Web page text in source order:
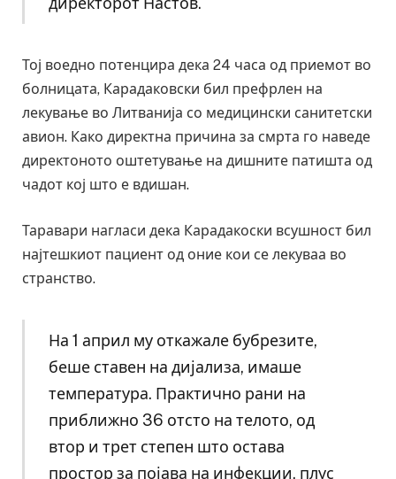
Тој воедно потенцира дека 24 часа од приемот во
болницата, Карадаковски бил префрлен на
лекување во Литванија со медицински санитетски
авион. Како директна причина за смрта го наведе
директоното оштетување на дишните патишта од
чадот кој што е вдишан.
Таравари нагласи дека Карадакоски всушност бил
најтешкиот пациент од оние кои се лекуваа во
странство.
На 1 април му откажале бубрезите,
беше ставен на дијализа, имаше
температура. Практично рани на
приближно 36 отсто на телото, од
втор и трет степен што остава
простор за појава на инфекции, плус